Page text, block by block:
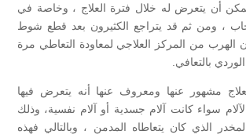
يمكن أن يتعرض له خلال فترة العلاج ، وخاصة في
، ومن ثم قد يتراجع الكثيرون بعد قطع شوط
الهرب من المركز العلاجي لمعاودة التعاطي مرة
بالتعافي.
مشهور عنها ومعروف عنها أنه يتعرض فيها
سواء كانت آلام جسدية أو آلام نفسية، وذلك
الذي كان يتعاطاه المدمن ، وبالتالي فهذه